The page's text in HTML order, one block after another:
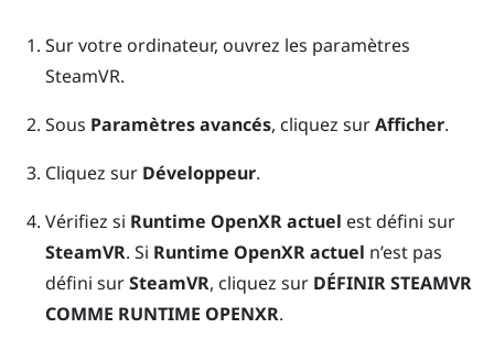
Sur votre ordinateur, ouvrez les paramètres
SteamVR.
Sous Paramètres avancés, cliquez surAfficher.
Cliquez sur Développeur.
Vérifiez si Runtime OpenXR actuel est défini sur
SteamVR. Si Runtime OpenXR actuel n’est pas
défini surSteamVR, cliquez sur DÉFINIR STEAMVR
COMME RUNTIME OPENXR.